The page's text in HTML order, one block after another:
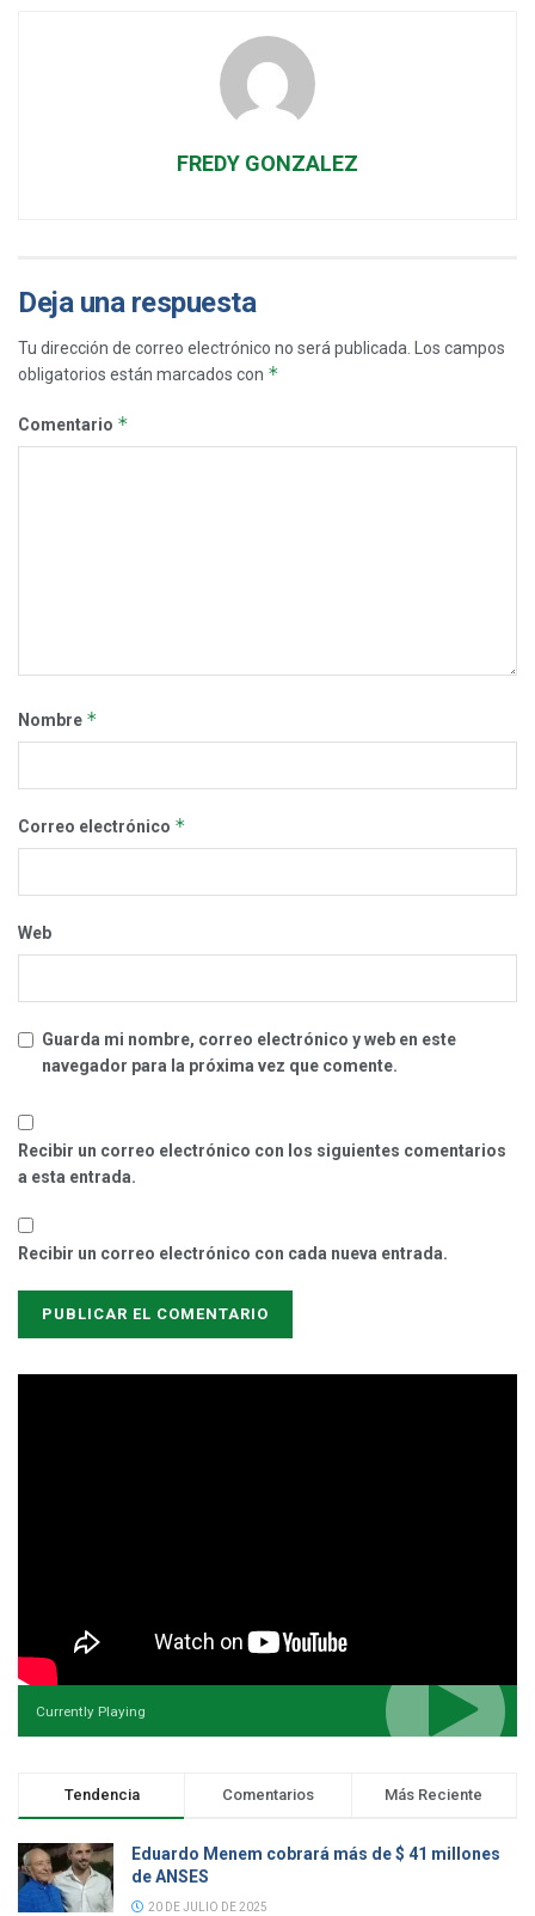
FREDY GONZALEZ
Deja una respuesta
Tu dirección de correo electrónico no será publicada. Los campos
obligatorios están marcados con *
Comentario *
Nombre *
Correo electrónico *
Web
Guarda mi nombre, correo electrónico y web en este
navegador para la próxima vez que comente.
Recibir un correo electrónico con los siguientes comentarios
a esta entrada.
Recibir un correo electrónico con cada nueva entrada.
Currently Playing
Tendencia Comentarios Más Reciente
Eduardo Menem cobrará más de $ 41 millones
de ANSES
20 DE JULIO DE 2025